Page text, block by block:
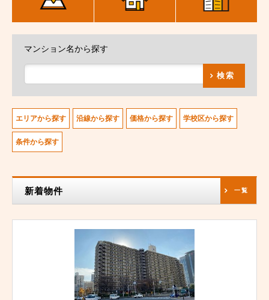
マンション名から探す
検索
エリアから探す 沿線から探す 価格から探す 学校区から探す
条件から探す
新着物件 一覧